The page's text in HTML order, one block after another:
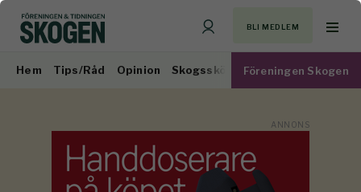
BLI MEDLEM
Hem Tips/Råd Opinion Skogsskötsel Virkesmarknad
Föreningen Skogen